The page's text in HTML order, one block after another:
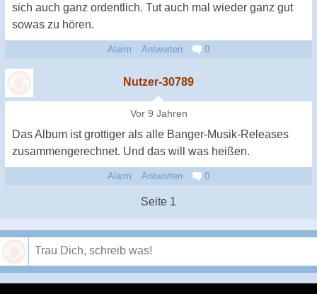
sich auch ganz ordentlich. Tut auch mal wieder ganz gut
sowas zu hören.
Alarm Antworten 0
Nutzer-30789
Vor 9 Jahren
Das Album ist grottiger als alle Banger-Musik-Releases
zusammengerechnet. Und das will was heißen.
Alarm Antworten 0
Seite 1